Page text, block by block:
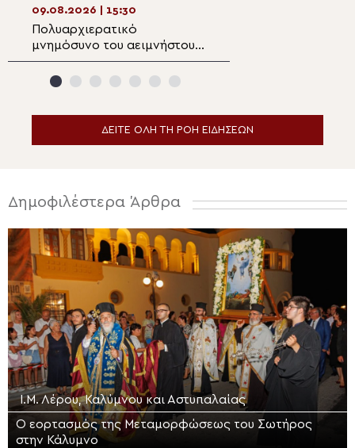
09.08.2026 | 15:30
Πολυαρχιερατικό
μνημόσυνο του αειμνήστου
Χρυσοστόμου Σταμούλη στην
Άνω Τούμπα
ΔΕΙΤΕ ΟΛΗ ΤΗ ΡΟΗ ΕΙΔΗΣΕΩΝ
Δημοφιλέστερα Άρθρα
Ι.Μ. Λέρου, Καλύμνου και Αστυπαλαίας
Ο εορτασμός της Μεταμορφώσεως του Σωτήρος
στην Κάλυμνο